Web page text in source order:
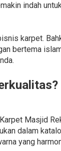
indah
karpet.
bertema
Masjid
dalam
yang